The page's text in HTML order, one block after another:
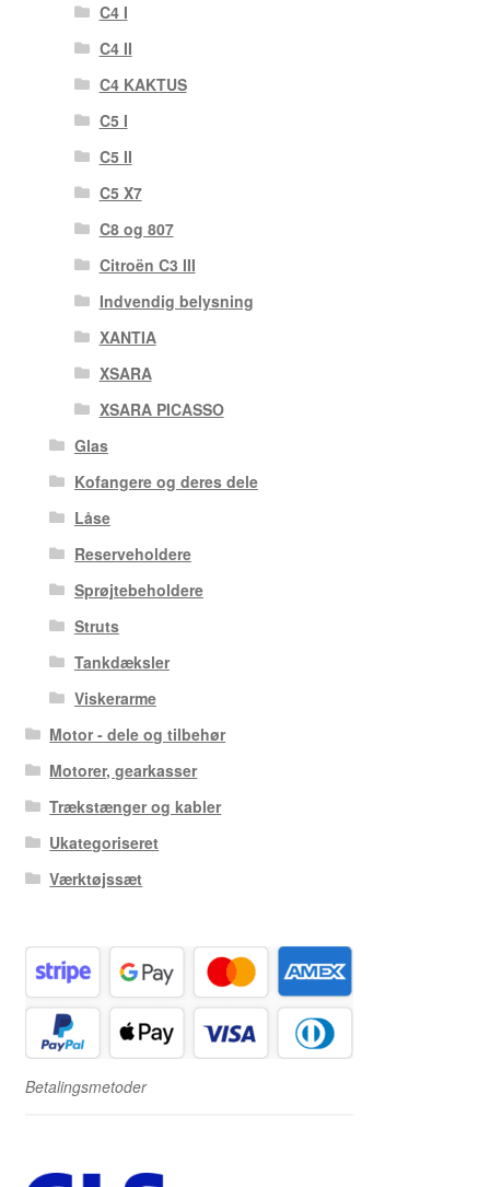
C4 I
C4 II
C4 KAKTUS
C5 I
C5 II
C5 X7
C8 og 807
Citroën C3 III
Indvendig belysning
XANTIA
XSARA
XSARA PICASSO
Glas
Kofangere og deres dele
Låse
Reserveholdere
Sprøjtebeholdere
Struts
Tankdæksler
Viskerarme
Motor - dele og tilbehør
Motorer, gearkasser
Trækstænger og kabler
Ukategoriseret
Værktøjssæt
Betalingsmetoder